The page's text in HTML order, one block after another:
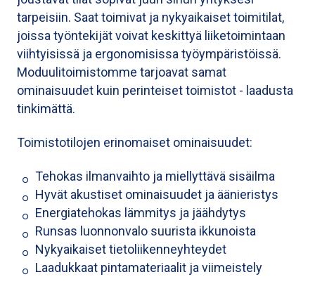
tarpeisiin. Saat toimivat ja nykyaikaiset toimitilat,
joissa työntekijät voivat keskittyä liiketoimintaan
viihtyisissä ja ergonomisissa työympäristöissä.
Moduulitoimistomme tarjoavat samat
ominaisuudet kuin perinteiset toimistot - laadusta
tinkimättä.
Toimistotilojen erinomaiset ominaisuudet:
Tehokas ilmanvaihto ja miellyttävä sisäilma
Hyvät akustiset ominaisuudet ja äänieristys
Energiatehokas lämmitys ja jäähdytys
Runsas luonnonvalo suurista ikkunoista
Nykyaikaiset tietoliikenneyhteydet
Laadukkaat pintamateriaalit ja viimeistely